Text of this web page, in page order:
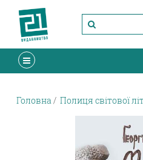
Головна Полиця світової